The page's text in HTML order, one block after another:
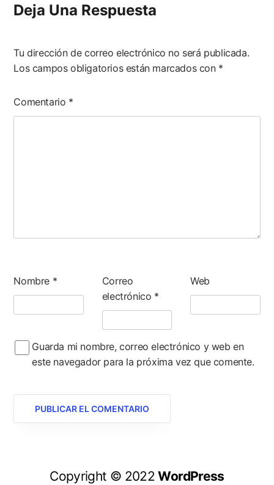
Deja Una Respuesta
Tu dirección de correo electrónico no será publicada.
Los campos obligatorios están marcados con *
Comentario *
Nombre *
Correo
electrónico *
Web
Guarda mi nombre, correo electrónico y web en
este navegador para la próxima vez que comente.
Copyright © 2022WordPress